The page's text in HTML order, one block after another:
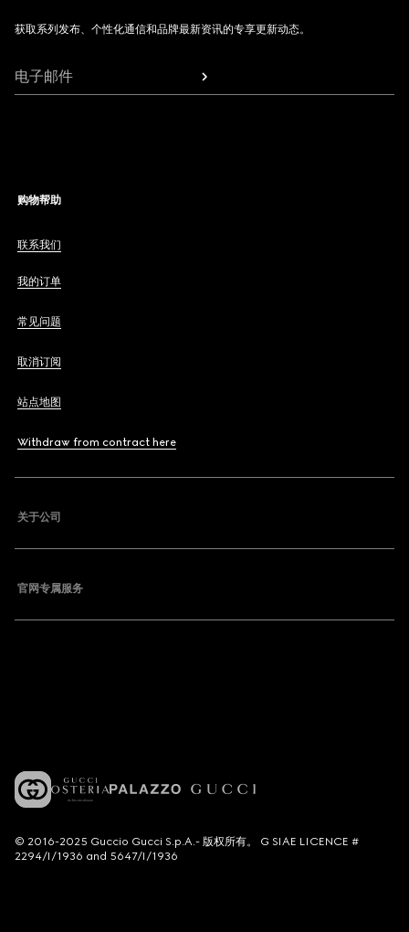
获取系列发布、个性化通信和品牌最新资讯的专享更新动态。
电子邮件
购物帮助
联系我们
我的订单
常见问题
取消订阅
站点地图
Withdraw from contract here
关于公司
官网专属服务
© 2016-2025 Guccio Gucci S.p.A.- 版权所有。 G SIAE LICENCE #
2294/I/1936 and 5647/I/1936